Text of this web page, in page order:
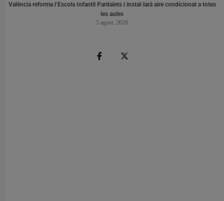
València reforma l’Escola Infantil Pardalets i instal·larà aire condicionat a totes
les aules
5 agost, 2026